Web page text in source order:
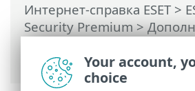
Интернет-справка ESET>
Security Premium>
> Поддержка средств
Your account,
choice